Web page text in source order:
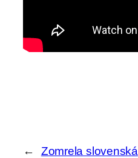
←
Zomrela slovenská